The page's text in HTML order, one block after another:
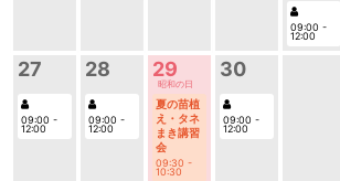
09:00 -
12:00
27
09:00 -
12:00
28
09:00 -
12:00
29
昭和の日
夏の苗植
え・タネ
まき講習
会
09:30 -
10:30
30
09:00 -
12:00